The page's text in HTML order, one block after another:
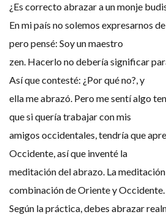
¿Es correcto abrazar a un monje
En mi país no solemos expresarnos
pero pensé: Soy un maestro
zen. Hacerlo no debería significar
Así que contesté: ¿Por qué no?, y
ella me abrazó. Pero me sentí algo
que si quería trabajar con mis
amigos occidentales, tendría que
Occidente, así que inventé la
meditación del abrazo. La
combinación de Oriente y Occidente.
Según la práctica, debes abrazar